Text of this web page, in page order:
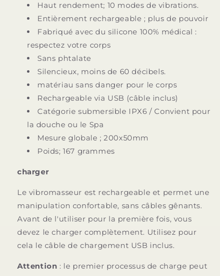
Haut rendement; 10 modes de vibrations.
Entièrement rechargeable ; plus de pouvoir
Fabriqué avec du silicone 100% médical :
respectez votre corps
Sans phtalate
Silencieux, moins de 60 décibels.
matériau sans danger pour le corps
Rechargeable via USB (câble inclus)
Catégorie submersible IPX6 / Convient pour
la douche ou le Spa
Mesure globale ; 200x50mm
Poids; 167 grammes
charger
Le vibromasseur est rechargeable et permet une
manipulation confortable, sans câbles gênants.
Avant de l'utiliser pour la première fois, vous
devez le charger complètement. Utilisez pour
cela le câble de chargement USB inclus.
Attention : le premier processus de charge peut